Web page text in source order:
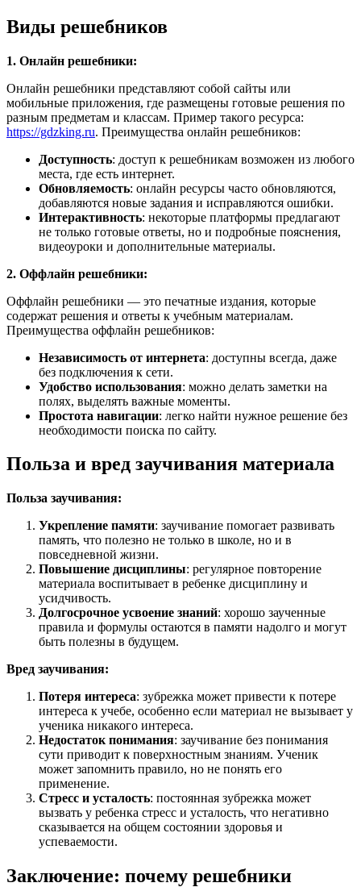
Виды решебников
1. Онлайн решебники:
Онлайн решебники представляют собой сайты или
мобильные приложения, где размещены готовые решения по
разным предметам и классам. Пример такого ресурса:
https://gdzking.ru. Преимущества онлайн решебников:
Доступность: доступ к решебникам возможен из любого
места, где есть интернет.
Обновляемость: онлайн ресурсы часто обновляются,
добавляются новые задания и исправляются ошибки.
Интерактивность: некоторые платформы предлагают
не только готовые ответы, но и подробные пояснения,
видеоуроки и дополнительные материалы.
2. Оффлайн решебники:
Оффлайн решебники — это печатные издания, которые
содержат решения и ответы к учебным материалам.
Преимущества оффлайн решебников:
Независимость от интернета: доступны всегда, даже
без подключения к сети.
Удобство использования: можно делать заметки на
полях, выделять важные моменты.
Простота навигации: легко найти нужное решение без
необходимости поиска по сайту.
Польза и вред заучивания материала
Польза заучивания:
Укрепление памяти: заучивание помогает развивать
память, что полезно не только в школе, но и в
повседневной жизни.
Повышение дисциплины: регулярное повторение
материала воспитывает в ребенке дисциплину и
усидчивость.
Долгосрочное усвоение знаний: хорошо заученные
правила и формулы остаются в памяти надолго и могут
быть полезны в будущем.
Вред заучивания:
Потеря интереса: зубрежка может привести к потере
интереса к учебе, особенно если материал не вызывает у
ученика никакого интереса.
Недостаток понимания: заучивание без понимания
сути приводит к поверхностным знаниям. Ученик
может запомнить правило, но не понять его
применение.
Стресс и усталость: постоянная зубрежка может
вызвать у ребенка стресс и усталость, что негативно
сказывается на общем состоянии здоровья и
успеваемости.
Заключение: почему решебники